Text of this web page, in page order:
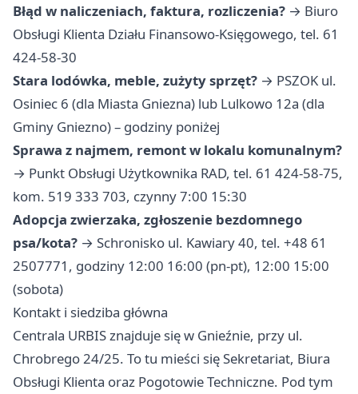
Błąd w naliczeniach, faktura, rozliczenia? → Biuro
Obsługi Klienta Działu Finansowo-Księgowego, tel. 61
424-58-30
Stara lodówka, meble, zużyty sprzęt? → PSZOK ul.
Osiniec 6 (dla Miasta Gniezna) lub Lulkowo 12a (dla
Gminy Gniezno) – godziny poniżej
Sprawa z najmem, remont w lokalu komunalnym?
→ Punkt Obsługi Użytkownika RAD, tel. 61 424-58-75,
kom. 519 333 703, czynny 7:00 15:30
Adopcja zwierzaka, zgłoszenie bezdomnego
psa/kota? → Schronisko ul. Kawiary 40, tel. +48 61
2507771, godziny 12:00 16:00 (pn-pt), 12:00 15:00
(sobota)
Kontakt i siedziba główna
Centrala URBIS znajduje się w Gnieźnie, przy ul.
Chrobrego 24/25. To tu mieści się Sekretariat, Biura
Obsługi Klienta oraz Pogotowie Techniczne. Pod tym